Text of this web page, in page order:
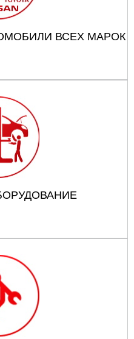
ВСЕХ МАРОК